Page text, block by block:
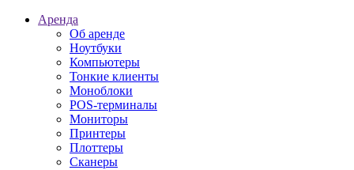
Аренда
Об аренде
Ноутбуки
Компьютеры
Тонкие клиенты
Моноблоки
POS-терминалы
Мониторы
Принтеры
Плоттеры
Сканеры